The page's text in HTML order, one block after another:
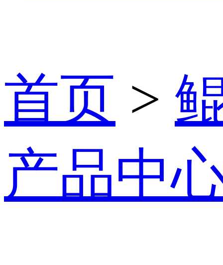
首页 >
产品中